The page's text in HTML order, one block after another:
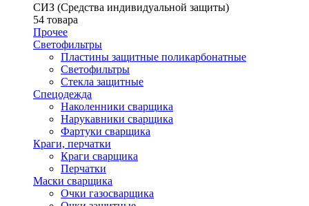
СИЗ (Средства индивидуальной защиты)
54 товара
Прочее
Светофильтры
Пластины защитные поликарбонатные
Светофильтры
Стекла защитные
Спецодежда
Наколенники сварщика
Нарукавники сварщика
Фартуки сварщика
Краги, перчатки
Краги сварщика
Перчатки
Маски сварщика
Очки газосварщика